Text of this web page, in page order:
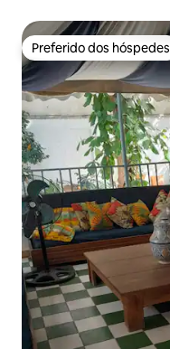
Preferido dos hóspedes
Preferido dos hóspedes